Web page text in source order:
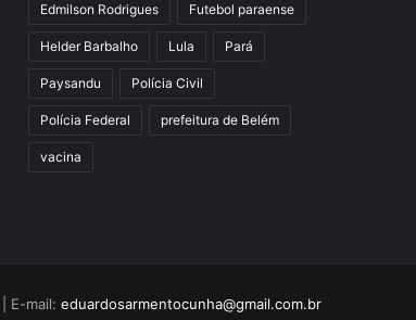
Edmilson Rodrigues Futebol paraense
Helder Barbalho Lula Pará
Paysandu Polícia Civil
Polícia Federal prefeitura de Belém
vacina
| E-mail: eduardosarmentocunha@gmail.com.br